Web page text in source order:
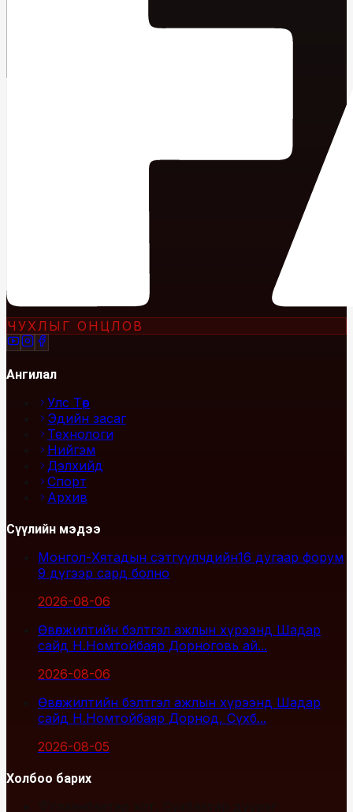
ЧУХЛЫГ ОНЦЛОВ
Ангилал
Улс Төр
Эдийн засаг
Технологи
Нийгэм
Дэлхийд
Спорт
Архив
Сүүлийн мэдээ
Монгол-Хятадын сэтгүүлчдийн16 дугаар форум
9 дүгээр сард болно
2026-08-06
Өвөлжилтийн бэлтгэл ажлын хүрээнд Шадар
сайд Н.Номтойбаяр Дорноговь ай...
2026-08-06
Өвөлжилтийн бэлтгэл ажлын хүрээнд Шадар
сайд Н.Номтойбаяр Дорнод, Сүхб...
2026-08-05
Холбоо барих